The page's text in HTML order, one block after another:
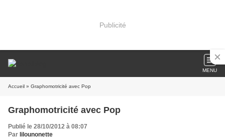
Publicité
MENU
Accueil » Graphomotricité avec Pop
Graphomotricité avec Pop
Publié le 28/10/2012 à 08:07
Par lilounonette